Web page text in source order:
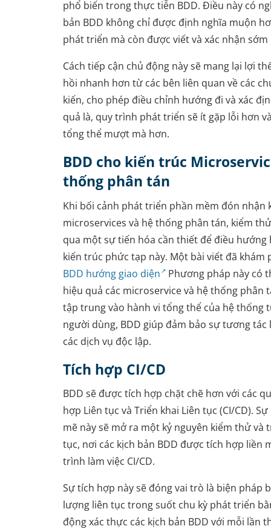
phổ biến trong thực tiễn BDD. Điều này có
bản BDD không chỉ được định nghĩa muộn
phát triển mà còn được viết và xác nhận
Cách tiếp cận chủ động này sẽ mang lại lợi
hồi nhanh hơn từ các bên liên quan về các
kiến, cho phép điều chỉnh hướng đi và xác
quả là, quy trình phát triển sẽ ít gặp lỗi hơn
tổng thể mượt mà hơn.
BDD cho kiến trúc
thống phân tán
Khi bối cảnh phát triển phần mềm đón nhận
microservices và hệ thống phân tán, kiểm
qua một sự tiến hóa cần thiết để điều hướng
kiến trúc phức tạp này. Một bài viết đã khám
BDD hướng giao diện
Phương pháp này có
hiệu quả các microservice và hệ thống phân
tập trung vào hành vi tổng thể của hệ thống
người dùng, BDD giúp đảm bảo sự tương tác
các dịch vụ độc lập.
Tích hợp CI/CD
BDD sẽ được tích hợp chặt chẽ hơn với các
hợp Liên tục và Triển khai Liên tục (CI/CD).
mẽ này sẽ mở ra một kỷ nguyên kiểm thử và
tục, nơi các kịch bản BDD được tích hợp liền
trình làm việc CI/CD.
Sự tích hợp này sẽ đóng vai trò là biện pháp
lượng liên tục trong suốt chu kỳ phát triển
động xác thực các kịch bản BDD với mỗi lần